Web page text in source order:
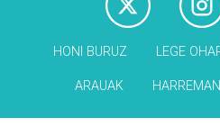
HONI BURUZ LEGE
ARAUAK